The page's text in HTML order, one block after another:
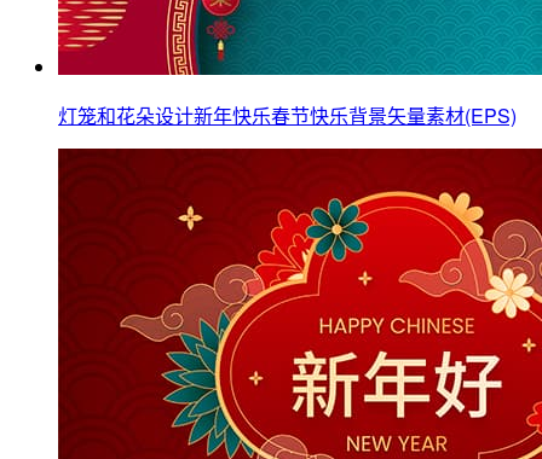
灯笼和花朵设计新年快乐春节快乐背景矢量素材(EPS)